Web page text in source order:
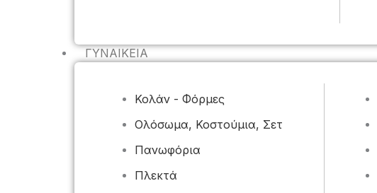
ΓΥΝΑΙΚΕΊΑ
Κολάν - Φόρμες
Ολόσωμα, Κοστούμια, Σετ
Πανωφόρια
Πλεκτά